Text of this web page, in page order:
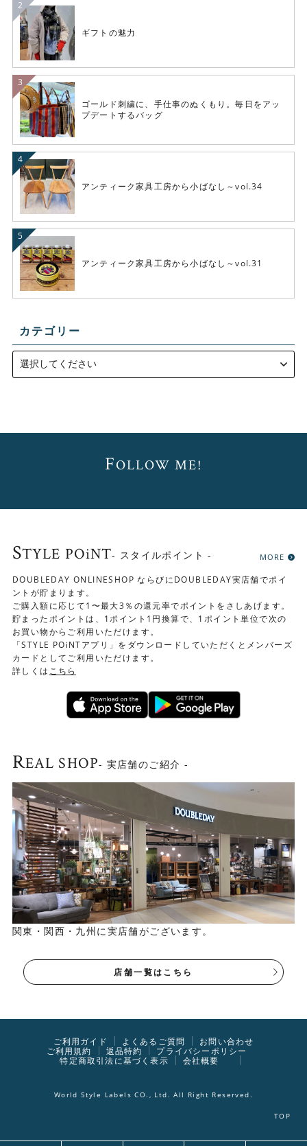
ギフトの魅力
ゴールド刺繍に、手仕事のぬくもり。毎日をアッ
プデートするバッグ
アンティーク家具工房から小ばなし～vol.34
アンティーク家具工房から小ばなし～vol.31
カテゴリー
FOLLOW ME!
STYLE POiNT- スタイルポイント - MORE
DOUBLEDAY ONLINESHOP ならびにDOUBLEDAY実店舗でポイ
ントが貯まります。
ご購入額に応じて1〜最大3％の還元率でポイントをさしあげます。
貯まったポイントは、1ポイント1円換算で、1ポイント単位で次の
お買い物からご利用いただけます。
「STYLE POiNTアプリ」をダウンロードしていただくとメンバーズ
カードとしてご利用いただけます。
詳しくは こちら
REAL SHOP- 実店舗のご紹介 -
関東・関西・九州に実店舗がございます。
店舗一覧はこちら
ご利用ガイド よくあるご質問
お問い合わせ
ご利用規約
返品特約
プライバシーポリシー
特定商取引法に基づく表示
会社概要
World Style Labels CO., Ltd. All Right Reserved.